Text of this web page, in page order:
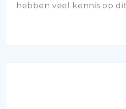
hebben veel kennis op